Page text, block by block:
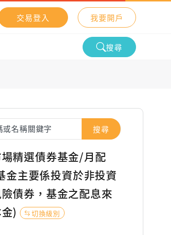
交易登入 我要開戶
搜尋
搜尋
精選債券基金/月配
金主要係投資於非投資
債券，基金之配息來
金)
切換級別